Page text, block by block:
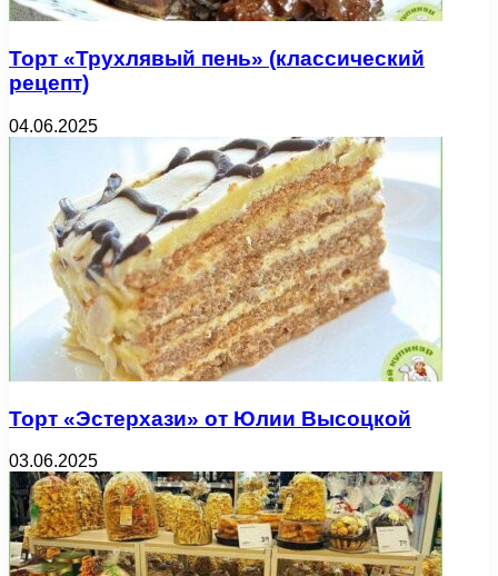
Торт «Трухлявый пень» (классический
рецепт)
04.06.2025
Торт «Эстерхази» от Юлии Высоцкой
03.06.2025